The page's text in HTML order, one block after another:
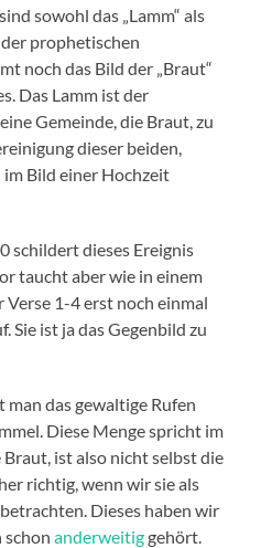
sowohl das „Lamm“ als
prophetischen
noch das Bild der „Braut“
Das Lamm ist der
Gemeinde, die Braut, zu
dieser beiden,
Bild einer Hochzeit
schildert dieses Ereignis
taucht aber wie in einem
1-4 erst noch einmal
Sie ist ja das Gegenbild zu
das gewaltige Rufen
Diese Menge spricht im
Braut, ist also nicht selbst die
richtig, wenn wir sie als
Dieses haben wir
schonanderweitiggehört.